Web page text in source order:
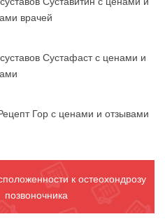
врачей
Сустафаст с ценами и
Гор с ценами и отзывами
к остеохондрозу
позвоночника